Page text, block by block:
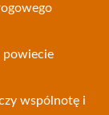
powiecie
wspólnotę i